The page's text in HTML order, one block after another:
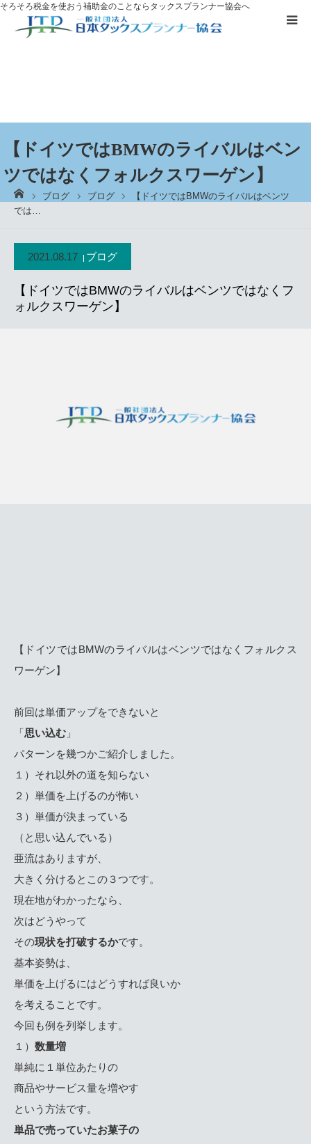
そろそろ税金を使おう 補助金のことならタックスプランナー協会へ
【ドイツではBMWのライバルはベン
ツではなくフォルクスワーゲン】
ブログ ブログ
【ドイツではBMWのライバルはベンツ
では…
2021.08.17 ブログ
【ドイツではBMWのライバルはベンツではなくフ
ォルクスワーゲン】
【 ドイツではBMWのライバルはベンツではなくフォルクス
ワーゲン】
前回は単価アップをできないと
「思い込む 」
パターンを幾つかご紹介しました。
１）それ以外の道を知らない
２）単価を上げるのが怖い
３）単価が決まっている
（と思い込んでいる）
亜流はありますが、
大きく分けるとこの３つです。
現在地がわかったなら、
次はどうやって
その現状を打破するかです。
基本姿勢は、
単価を上げるにはどうすれば良いか
を考えることです。
今回も例を列挙します。
１） 数量増
単純に１単位あたりの
商品やサービス量を増やす
という方法です。
単品で売っていたお菓子の
お客様の声
タックスプランナーについて知る
個別相談